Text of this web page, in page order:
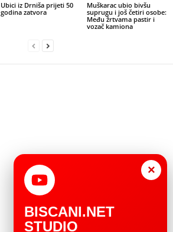
Ubici iz Drniša prijeti 50
godina zatvora
Muškarac ubio bivšu
suprugu i još četiri osobe:
Među žrtvama pastir i
vozač kamiona
×
BISCANI.NET
STUDIO